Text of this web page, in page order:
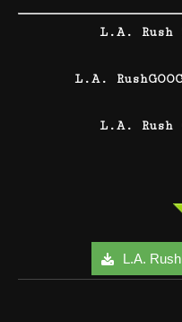
L.A. Rush
L.A.
L.A. Rush
L.A.